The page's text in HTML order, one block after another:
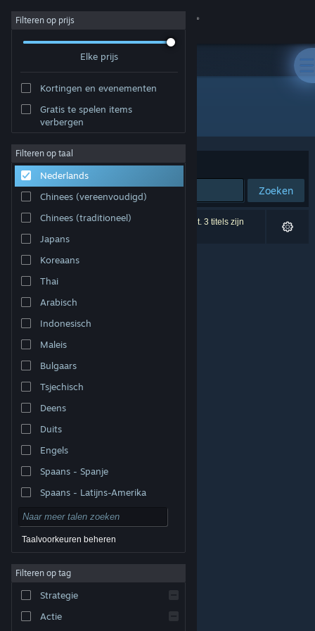
Inloggen
Community
Over
Ondersteuning
Taal wijzigen
Download de mobiele Steam-app
Desktopwebsite weergeven
© Valve Corporation. Alle rechten voorbehouden. Alle
handelsmerken zijn eigendom van hun respectieve
Privacybeleid|Juridische informatie
Toegankelijkheid
|
Terugbetalingen
Filteren op prijs
Elke prijs
Kortingen en evenementen
Gratis te spelen items
verbergen
Filteren op taal
Nederlands
Chinees (vereenvoudigd)
Chinees (traditioneel)
Japans
Koreaans
Thai
Arabisch
Indonesisch
Maleis
Bulgaars
Tsjechisch
Deens
Duits
Engels
Spaans - Spanje
Spaans - Latijns-Amerika
Taalvoorkeuren beheren
Filteren op tag
Strategie
Actie
Ontwikkelaar: Nawia Games
Sorteren op Relevantie
Zoeken
0 resultaten komen overeen met je zoekopdracht. 3 titels zijn
uitgesloten op basis van je voorkeuren.